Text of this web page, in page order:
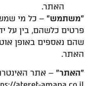
האתר.
"משתמש" – כל מי
פרטים כלשהם, בין על
שהם נאספים באופן
האתר.
"האתר" – אתר